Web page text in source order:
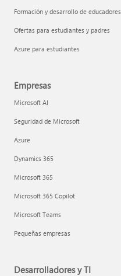
Formación y desarrollo de educadores
Ofertas para estudiantes y padres
Azure para estudiantes
Empresas
Microsoft AI
Seguridad de Microsoft
Azure
Dynamics 365
Microsoft 365
Microsoft 365 Copilot
Microsoft Teams
Pequeñas empresas
Desarrolladores y TI